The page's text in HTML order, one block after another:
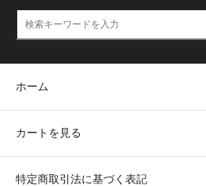
ホーム
カートを見る
特定商取引法に基づく表記